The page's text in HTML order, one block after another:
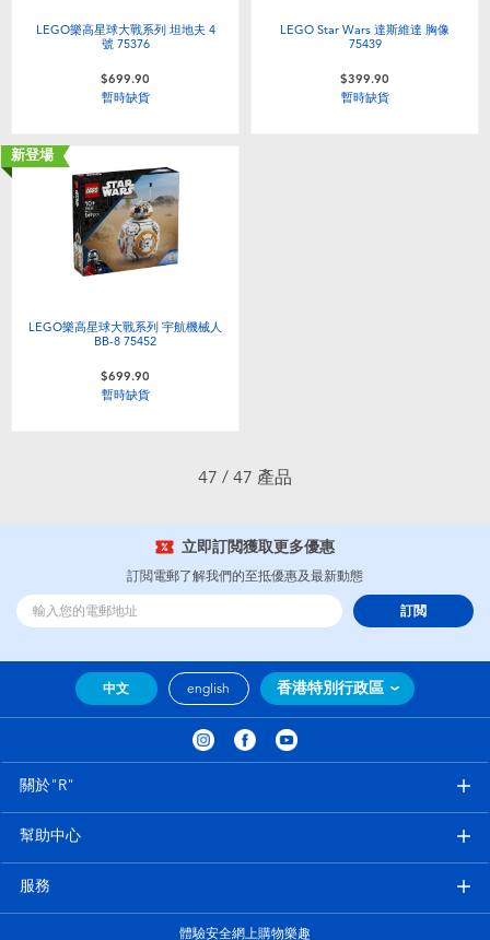
LEGO樂高星球大戰系列 坦地夫 4
號 75376
$699.90
暫時缺貨
LEGO Star Wars 達斯維達 胸像
75439
$399.90
暫時缺貨
新登場
LEGO樂高星球大戰系列 宇航機械人
BB-8 75452
$699.90
暫時缺貨
47 / 47 產品
立即訂閲獲取更多優惠
訂閲電郵了解我們的至抵優惠及最新動態
訂閲
中文 english 香港特別行政區
關於"R"
幫助中心
服務
體驗安全網上購物樂趣